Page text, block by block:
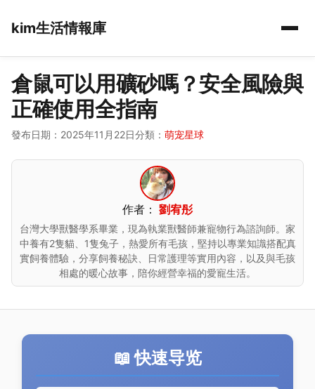
kim生活情報庫
倉鼠可以用礦砂嗎？安全風險與
正確使用全指南
發布日期：2025年11月22日分類： 萌宠星球
作者： 劉宥彤
台灣大學獸醫學系畢業，現為執業獸醫師兼寵物行為諮詢師。家
中養有2隻貓、1隻兔子，熱愛所有毛孩，堅持以專業知識搭配真
實飼養體驗，分享飼養秘訣、日常護理等實用內容，以及與毛孩
相處的暖心故事，陪你經營幸福的愛寵生活。
📖 快速导览